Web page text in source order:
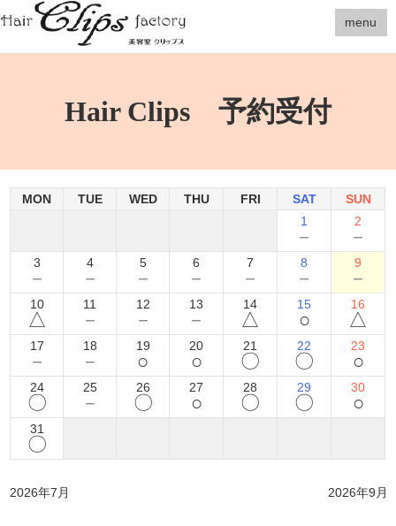
menu
Hair Clips 予約受付
MON TUE WED THU FRI SAT
SUN
1
－
2
－
3
－
4
－
5
－
6
－
7
－
8
－
9
－
10
△
11
－
12
－
13
－
14
△
15
○
16
△
17
－
18
－
19
○
20
○
21
〇
22
〇
23
○
24
〇
25
－
26
〇
27
○
28
〇
29
〇
30
○
31
〇
2026年7月 2026年9月